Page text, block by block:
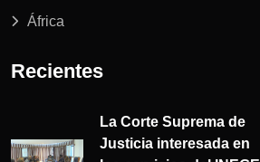
África
Recientes
La Corte Suprema de
Justicia interesada en